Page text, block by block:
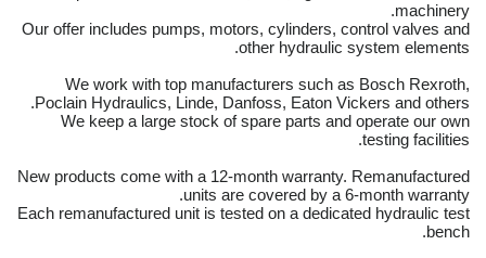
machinery.
Our offer includes pumps, motors, cylinders, control valves and
other hydraulic system elements.
We work with top manufacturers such as Bosch Rexroth,
Poclain Hydraulics, Linde, Danfoss, Eaton Vickers and others.
We keep a large stock of spare parts and operate our own
testing facilities.
New products come with a 12-month warranty. Remanufactured
units are covered by a 6-month warranty.
Each remanufactured unit is tested on a dedicated hydraulic test
bench.